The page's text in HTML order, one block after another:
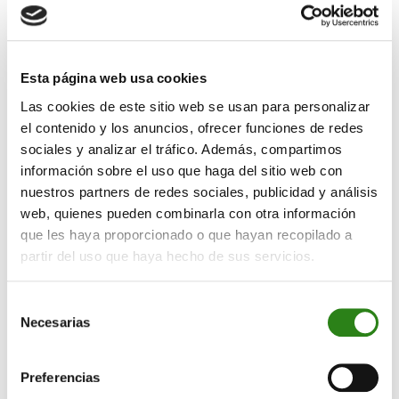
Esta página web usa cookies
Las cookies de este sitio web se usan para personalizar
el contenido y los anuncios, ofrecer funciones de redes
sociales y analizar el tráfico. Además, compartimos
información sobre el uso que haga del sitio web con
nuestros partners de redes sociales, publicidad y análisis
web, quienes pueden combinarla con otra información
que les haya proporcionado o que hayan recopilado a
partir del uso que haya hecho de sus servicios.
Necesarias
Preferencias
que los inversores cuestionan la capacidad de los
gobiernos para cubrir los déficits presupuestarios
En el segundo trimestre del año, hemos tenido algún
ejemplo de debilidad por parte de la demanda en las
Tesoro vendió 16.000 millones de dólares en nuevos
bonos a 20 años, una pequeña parte de los
durante el trimestre que finaliza en junio. La deuda se